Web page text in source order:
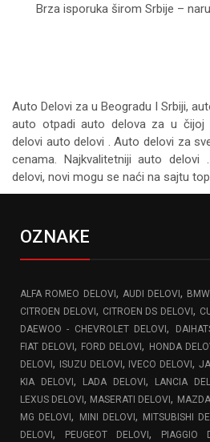
Brza isporuka širom Srbije –
Auto Delovi za u Beogradu I Srbiji,
auto otpadi auto delova za u čijoj
delovi auto delovi . Auto delovi za
cenama. Najkvalitetniji auto
delovi, novi mogu se naći na sajtu
OZNAKE
ALFA ROMEO DELOVI, AUDI DELOVI,
CITROEN DELOVI, CITROEN DS DELOVI,
DAEWOO - CHEVROLET DELOVI,
FIAT DELOVI, FORD DELOVI, HONDA
DELOVI, ISUZU DELOVI, IVECO DELOVI,
KIA DELOVI, LADA DELOVI, LANCIA
LEXUS DELOVI, MASERATI DELOVI,
MG DELOVI, MINI DELOVI, MITSUBISHI
DELOVI, PEUGEOT DELOVI, PIAGGIO